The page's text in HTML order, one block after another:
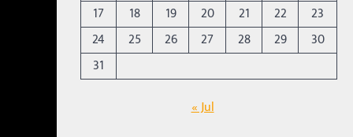
5
వింతైన రోడ్డు ప్రమాదం చోటుచేసుకుంది.
ఝాన్సీ–కాన్పూర్ జాతీయ రహదారిపై
వేల సంఖ్యలో బీరు…
Trending
అక్కడ ఆదివారం బట్టలు
17
18 19 20 21 22
23
24
25 26 27 28 29
30
31
« Jul